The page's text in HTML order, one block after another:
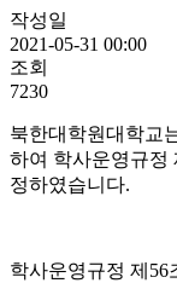
작성일
2021-05-31 00:00
조회
7230
북한대학원대학교
하여 학사운영규정
정하였습니다.
학사운영규정 제56